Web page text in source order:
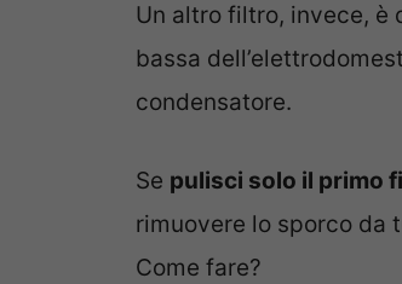
Un altro filtro, invece, è
bassa
condensatore.
Se pulisci solo il primo
rimuovere lo sporco da
Come fare?